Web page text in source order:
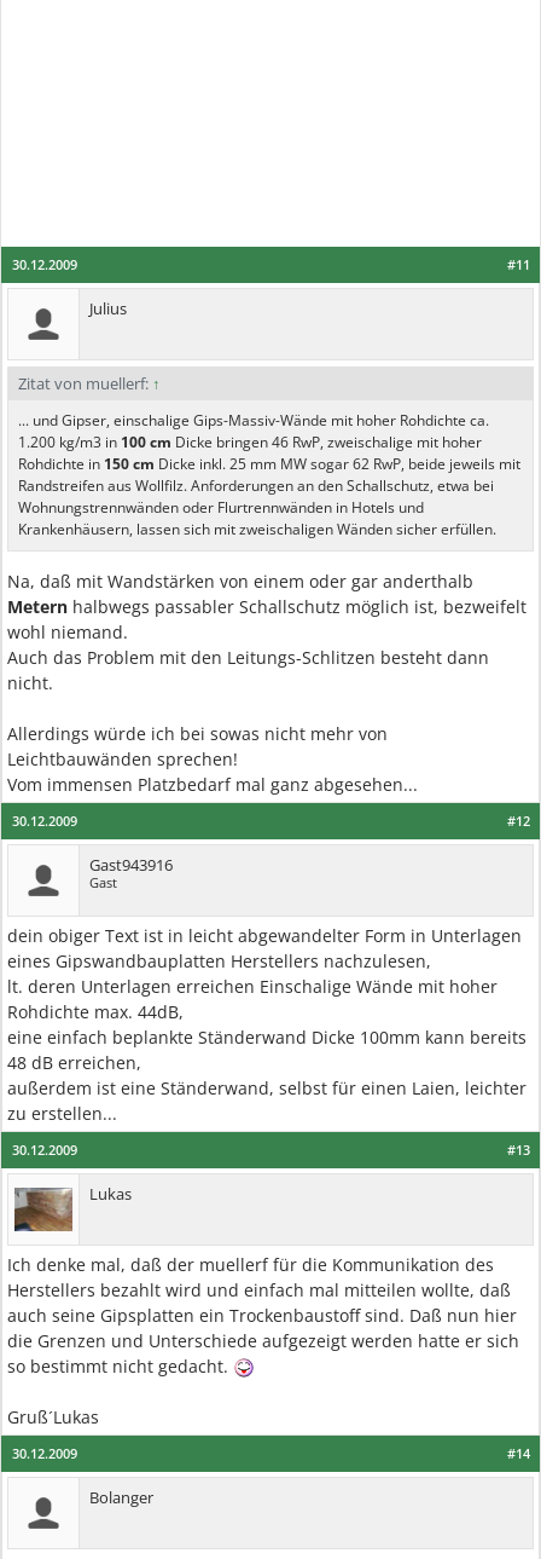
#11
30.12.2009
Julius
Zitat von muellerf: ↑
... und Gipser, einschalige Gips-Massiv-Wände mit hoher Rohdichte ca.
1.200 kg/m3 in 100 cm Dicke bringen 46 RwP, zweischalige mit hoher
Rohdichte in 150 cm Dicke inkl. 25 mm MW sogar 62 RwP, beide jeweils mit
Randstreifen aus Wollfilz. Anforderungen an den Schallschutz, etwa bei
Wohnungstrennwänden oder Flurtrennwänden in Hotels und
Krankenhäusern, lassen sich mit zweischaligen Wänden sicher erfüllen.
Na, daß mit Wandstärken von einem oder gar anderthalb
Metern halbwegs passabler Schallschutz möglich ist, bezweifelt
wohl niemand.
Auch das Problem mit den Leitungs-Schlitzen besteht dann
nicht.
Allerdings würde ich bei sowas nicht mehr von
Leichtbauwänden sprechen!
Vom immensen Platzbedarf mal ganz abgesehen...
#12
30.12.2009
Gast943916
Gast
dein obiger Text ist in leicht abgewandelter Form in Unterlagen
eines Gipswandbauplatten Herstellers nachzulesen,
lt. deren Unterlagen erreichen Einschalige Wände mit hoher
Rohdichte max. 44dB,
eine einfach beplankte Ständerwand Dicke 100mm kann bereits
48 dB erreichen,
außerdem ist eine Ständerwand, selbst für einen Laien, leichter
zu erstellen...
#13
30.12.2009
Lukas
Ich denke mal, daß der muellerf für die Kommunikation des
Herstellers bezahlt wird und einfach mal mitteilen wollte, daß
auch seine Gipsplatten ein Trockenbaustoff sind. Daß nun hier
die Grenzen und Unterschiede aufgezeigt werden hatte er sich
so bestimmt nicht gedacht.
Gruß´Lukas
#14
30.12.2009
Bolanger